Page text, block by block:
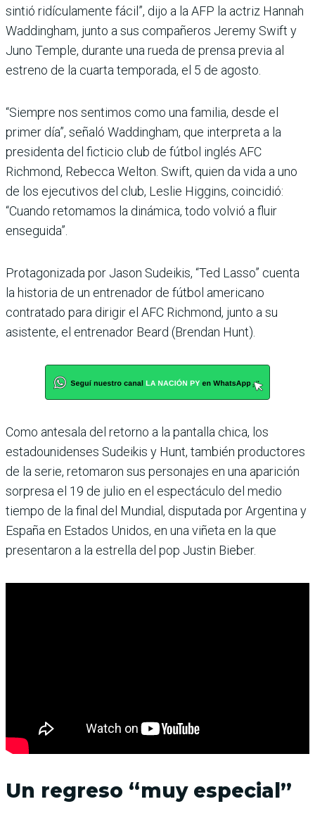
sintió ridículamente fácil”, dijo a la AFP la actriz Hannah
Waddingham, junto a sus compañeros Jeremy Swift y
Juno Temple, durante una rueda de prensa previa al
estreno de la cuarta temporada, el 5 de agosto.
“Siempre nos sentimos como una familia, desde el
primer día”, señaló Waddingham, que interpreta a la
presidenta del ficticio club de fútbol inglés AFC
Richmond, Rebecca Welton. Swift, quien da vida a uno
de los ejecutivos del club, Leslie Higgins, coincidió:
“Cuando retomamos la dinámica, todo volvió a fluir
enseguida”.
Protagonizada por Jason Sudeikis, “Ted Lasso” cuenta
la historia de un entrenador de fútbol americano
contratado para dirigir el AFC Richmond, junto a su
asistente, el entrenador Beard (Brendan Hunt).
Como antesala del retorno a la pantalla chica, los
estadounidenses Sudeikis y Hunt, también productores
de la serie, retomaron sus personajes en una aparición
sorpresa el 19 de julio en el espectáculo del medio
tiempo de la final del Mundial, disputada por Argentina y
España en Estados Unidos, en una viñeta en la que
presentaron a la estrella del pop Justin Bieber.
Un regreso “muy especial”